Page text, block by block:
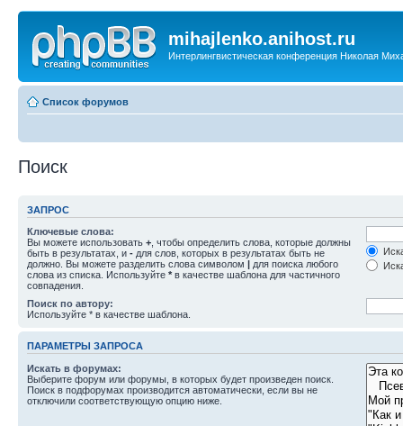
mihajlenko.anihost.ru
Интерлингвистическая конференция Николая
Список форумов
Поиск
ЗАПРОС
Ключевые слова:
Вы можете использовать + , чтобы определить слова, которые должны
быть в результатах, и - для слов, которых в результатах быть не
должно. Вы можете разделить слова символом | для поиска любого
слова из списка. Используйте * в качестве шаблона для частичного
совпадения.
Поиск по автору:
Используйте * в качестве шаблона.
ПАРАМЕТРЫ ЗАПРОСА
Искать в форумах:
Выберите форум или форумы, в которых будет произведен поиск.
Поиск в подфорумах производится автоматически, если вы не
отключили соответствующую опцию ниже.